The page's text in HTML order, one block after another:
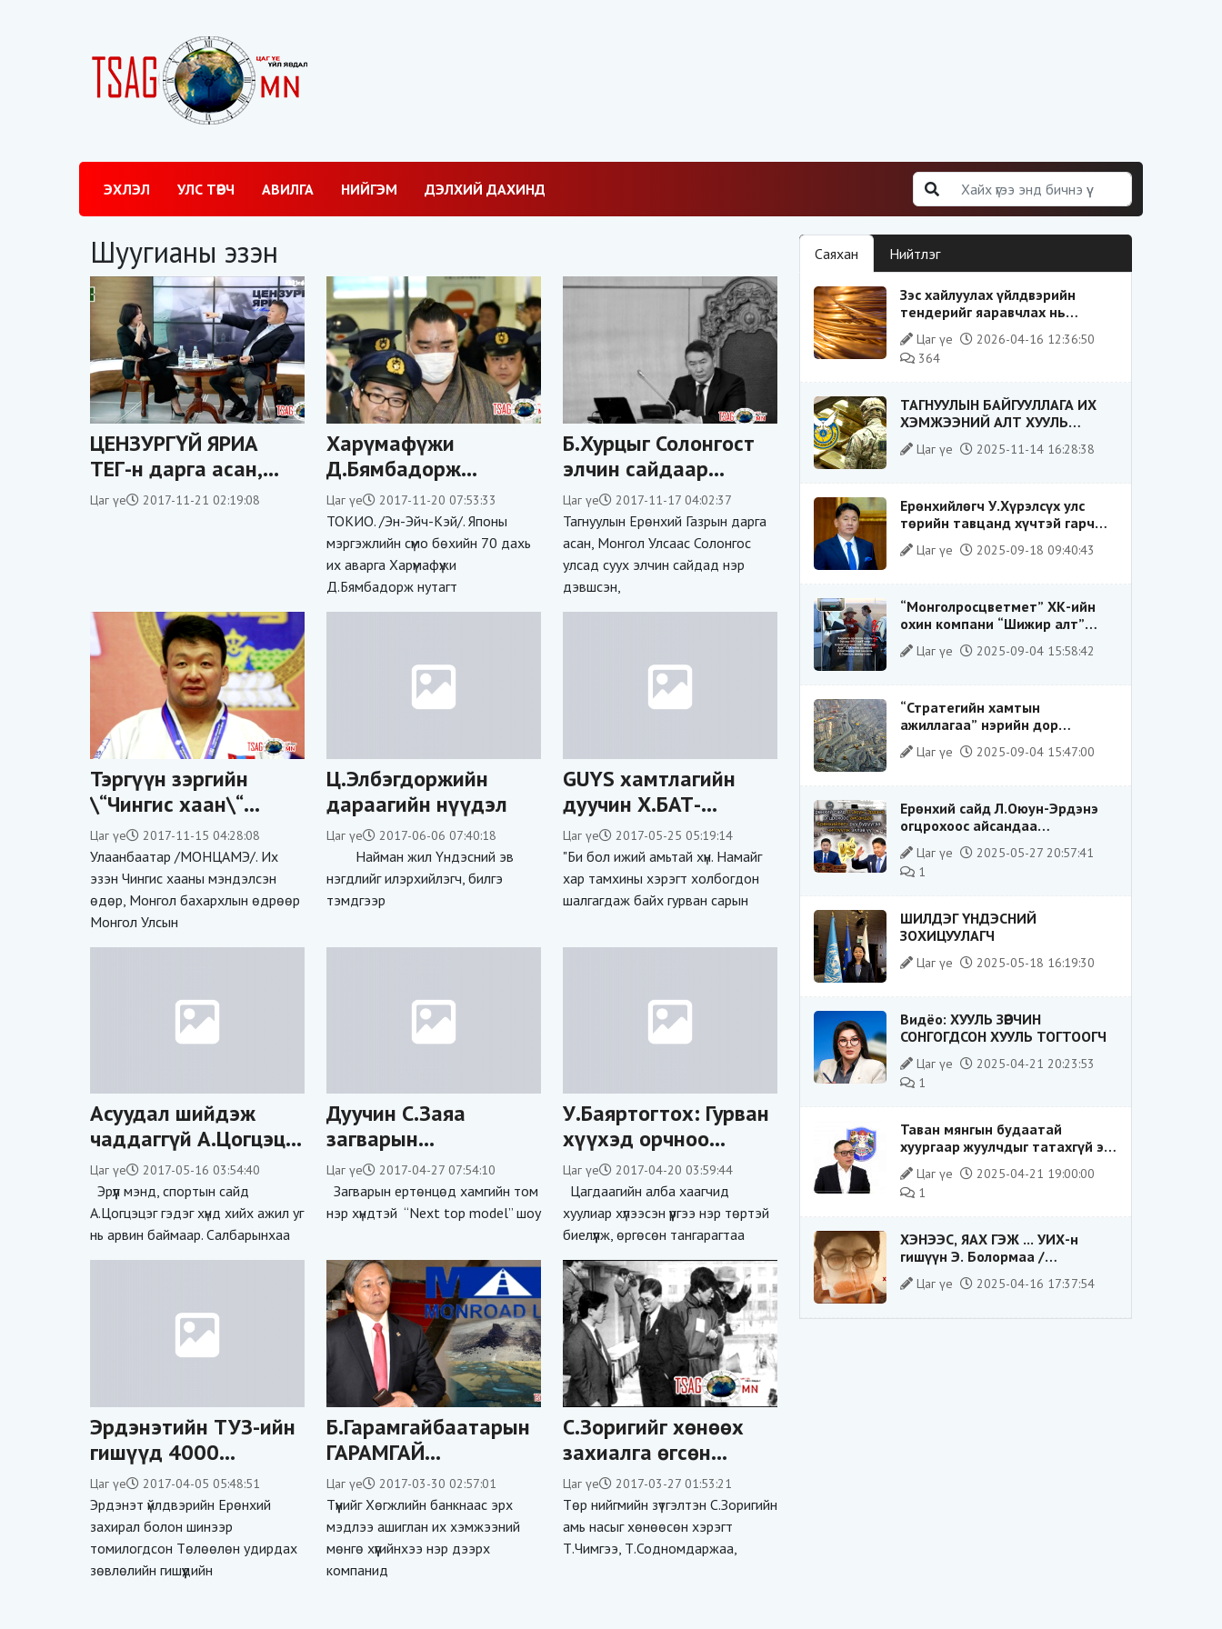
ЭХЛЭЛ УЛС ТӨРЧ АВИЛГА НИЙГЭМ ДЭЛХИЙ ДАХИНД
Шуугианы эзэн
ЦЕНЗУРГҮЙ ЯРИА
ТЕГ-н дарга асан,
Хошууч Генерал
Цаг үе 2017-11-21 02:19:08
Харүмафүжи
Д.Бямбадорж
Таканойва
А.Баасандоржийг
зодсоноо хүлээн
зөвшөөрчээ
Цаг үе 2017-11-20 07:53:33
ТОКИО. /Эн-Эйч-Кэй/. Японы
мэргэжлийн сүмо бөхийн 70 дахь
их аварга Харүмафүжи
Д.Бямбадорж нутагт
Б.Хурцыг Солонгост
элчин сайдаар
томилохыг
Ерөнхийлөгч
Х.Баттулга яагаад
зөвшөөрчихөв дөө?
Цаг үе 2017-11-17 04:02:37
Тагнуулын Ерөнхий Газрын дарга
асан, Монгол Улсаас Солонгос
улсад суух элчин сайдад нэр
дэвшсэн,
Тэргүүн зэргийн
\“Чингис хаан\“
одонг Н.Түвшинбаярт
олгох болсныг албан
ёсоор зарлав
Цаг үе 2017-11-15 04:28:08
Улаанбаатар /МОНЦАМЭ/. Их
эзэн Чингис хааны мэндэлсэн
өдөр, Монгол бахархлын өдрөөр
Монгол Улсын
Ц.Элбэгдоржийн
дараагийн нүүдэл
Цаг үе 2017-06-06 07:40:18
Найман жил Үндэсний эв
нэгдлийг илэрхийлэгч, билгэ
тэмдгээр
GUYS хамтлагийн
дуучин Х.БАТ-
УНДРАЛ: ЭЭЖЭЭ, ХҮҮ
НЬ ДАХИЖ ТАНЫХАА
НУЛИМСЫГ ҮЗЭХГҮЙ
Цаг үе 2017-05-25 05:19:14
"Би бол ижий амьтай хүн. Намайг
хар тамхины хэрэгт холбогдон
шалгагдаж байх гурван сарын
Асуудал шийдэж
чаддаггүй А.Цогцэцэг
сайд эхчүүдийн
хүүхдээ асрах
эрхэнд ХАЛДАЖ
байна!
Цаг үе 2017-05-16 03:54:40
Эрүүл мэнд, спортын сайд
А.Цогцэцэг гэдэг хүнд хийх ажил уг
нь арвин баймаар. Салбарынхаа
Дуучин С.Заяа
загварын
бүсгүйчүүдтэй
тэсрэлт хийсэн нь
Цаг үе 2017-04-27 07:54:10
Загварын ертөнцөд хамгийн том
нэр хүндтэй “Next top model” шоу
У.Баяртогтох: Гурван
хүүхэд орчноо
мэдрэх чадваргүй
осгосон байдалтай
байсан
Цаг үе 2017-04-20 03:59:44
Цагдаагийн алба хаагчид
хуулиар хүлээсэн үүргээ нэр төртэй
биелүүлж, өргөсөн тангарагтаа
Эрдэнэтийн ТУЗ-ийн
гишүүд 4000
ам.долларын цалин
авахгүй
Цаг үе 2017-04-05 05:48:51
Эрдэнэт үйлдвэрийн Ерөнхий
захирал болон шинээр
томилогдсон Төлөөлөн удирдах
зөвлөлийн гишүүдийн
Б.Гарамгайбаатарын
ГАРАМГАЙ
АЖИЛЛАГААНУУД
Цаг үе 2017-03-30 02:57:01
Түүнийг Хөгжлийн банкнаас эрх
мэдлээ ашиглан их хэмжээний
мөнгө хүүгийнхээ нэр дээрх
компанид
С.Зоригийг хөнөөх
захиалга өгсөн
этгээдүүдийг шалгаж
дуусаагүй байна гэв
Цаг үе 2017-03-27 01:53:21
Төр нийгмийн зүтгэлтэн С.Зоригийн
амь насыг хөнөөсөн хэрэгт
Т.Чимгээ, Т.Содномдаржаа,
Саяхан Нийтлэг
Зэс хайлуулах үйлдвэрийн
тендерийг яаравчлах нь
“Үндэсний аюулгүй байдал“-д
эрсдэлтэй юу?
Цаг үе
2026-04-16 12:36:50
364
ТАГНУУЛЫН БАЙГУУЛЛАГА ИХ
ХЭМЖЭЭНИЙ АЛТ ХУУЛЬ
БУСААР ХИЛЭЭР ГАРГАХ ГЭЖ
БАЙСАН ҮЙЛДЛИЙГ ТАСЛАН
Цаг үе 2025-11-14 16:28:38
Ерөнхийлөгч У.Хүрэлсүх улс
төрийн тавцанд хүчтэй гарч
ирэхдээ өөрийгөө шударга
ёсны төлөө тэмцэгч, “хуучин
таниулсан.
Цаг үе 2025-09-18 09:40:43
“Монголросцветмет” ХК-ийн
охин компани “Шижир алт”
ХХК-ийн Гүйцэтгэх захирлаар
ажиллаж байсан О.Баттөмөрт
Цаг үе 2025-09-04 15:58:42
“Стратегийн хамтын
ажиллагаа” нэрийн дор
“Чимээгүй хөрөнгө хуримтлал”
Цаг үе 2025-09-04 15:47:00
Ерөнхий сайд Л.Оюун-Эрдэнэ
огцрохоос айсандаа
Ерөнхийлөгч рүү буруугаа
чиглүүлж эхлэв үү
Цаг үе
2025-05-27 20:57:41
1
ШИЛДЭГ ҮНДЭСНИЙ
ЗОХИЦУУЛАГЧ
Цаг үе 2025-05-18 16:19:30
Видёо: ХУУЛЬ ЗӨРЧИН
СОНГОГДСОН ХУУЛЬ ТОГТООГЧ
Цаг үе
2025-04-21 20:23:53
1
Таван мянгын будаатай
хуургаар жуулчдыг татахгүй ээ,
Д.Батсүх ээ
Цаг үе
2025-04-21 19:00:00
1
ХЭНЭЭС, ЯАХ ГЭЖ ... УИХ-н
гишүүн Э. Болормаа /
сонгуулийн ажилдаа гадаадын
компаниас хандив авсан уу/
Цаг үе 2025-04-16 17:37:54